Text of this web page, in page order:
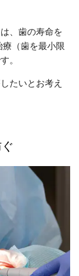
、歯の寿命を
（歯を最小限
。
たいとお考え